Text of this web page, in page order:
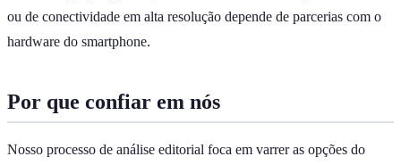
ou de conectividade em alta resolução depende de parcerias com o
hardware do smartphone.
Por que confiar em nós
Nosso processo de análise editorial foca em varrer as opções do